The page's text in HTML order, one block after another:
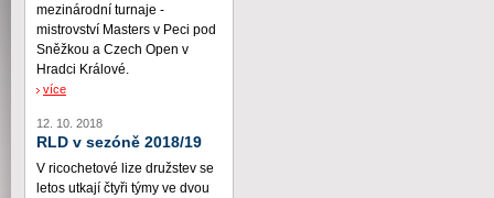
mezinárodní turnaje -
mistrovství Masters v Peci pod
Sněžkou a Czech Open v
Hradci Králové.
více
12. 10. 2018
RLD v sezóně 2018/19
V ricochetové lize družstev se
letos utkají čtyři týmy ve dvou